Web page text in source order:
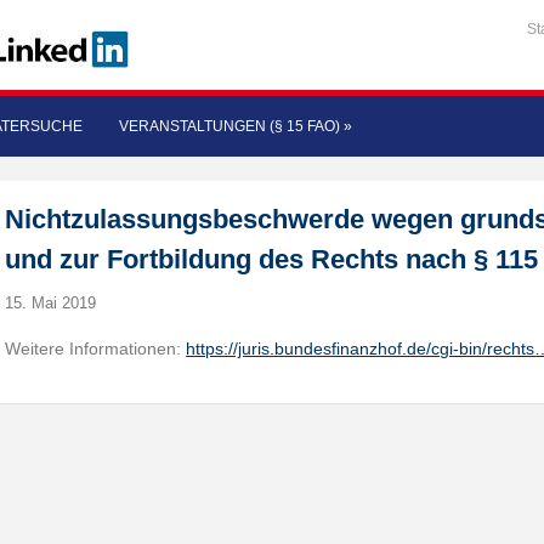
VERANSTALTUNGEN (§ 15 FAO) »
Nichtzulassungsbeschwerde wegen
und zur Fortbildung des Rechts nach §
15. Mai 2019
Weitere Informationen: https://juris.bundesfinanzhof.de/cgi-bin/